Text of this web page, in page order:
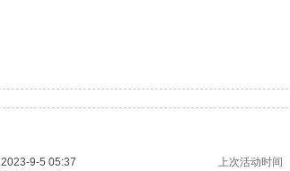
2023-9-5 05:37 上次活动时间